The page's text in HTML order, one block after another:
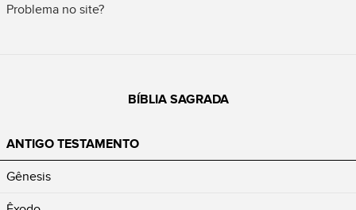
Problema no site?
BÍBLIA SAGRADA
ANTIGO TESTAMENTO
Gênesis